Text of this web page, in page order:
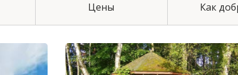
Цены Как